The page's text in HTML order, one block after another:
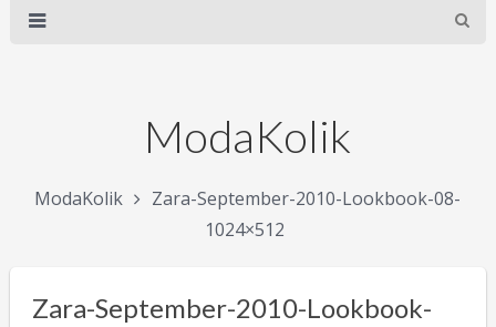
ModaKolik
ModaKolik
Zara-September-2010-Lookbook-08-
1024×512
Zara-September-2010-Lookbook-